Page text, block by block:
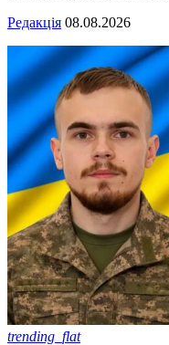
Редакція 08.08.2026
trending_flat